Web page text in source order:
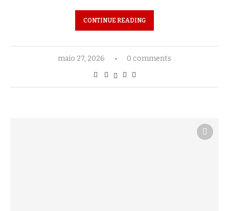
CONTINUE READING
maio 27, 2026 0 comments